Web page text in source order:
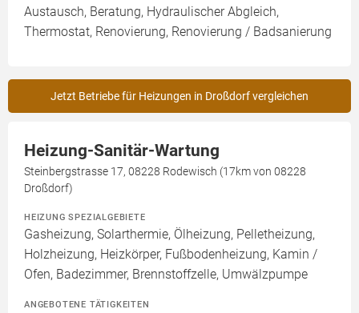
Austausch, Beratung, Hydraulischer Abgleich,
Thermostat, Renovierung, Renovierung / Badsanierung
Jetzt Betriebe für Heizungen in Droßdorf vergleichen
Heizung-Sanitär-Wartung
Steinbergstrasse 17, 08228 Rodewisch (17km von 08228
Droßdorf)
HEIZUNG SPEZIALGEBIETE
Gasheizung, Solarthermie, Ölheizung, Pelletheizung,
Holzheizung, Heizkörper, Fußbodenheizung, Kamin /
Ofen, Badezimmer, Brennstoffzelle, Umwälzpumpe
ANGEBOTENE TÄTIGKEITEN